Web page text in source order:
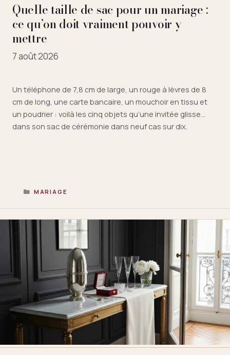
Quelle taille de sac pour un mariage :
ce qu’on doit vraiment pouvoir y
mettre
7 août 2026
Un téléphone de 7,8 cm de large, un rouge à lèvres de 8
cm de long, une carte bancaire, un mouchoir en tissu et
un poudrier : voilà les cinq objets qu’une invitée glisse
dans son sac de cérémonie dans neuf cas sur dix.
CATÉGORIES
MARIAGE